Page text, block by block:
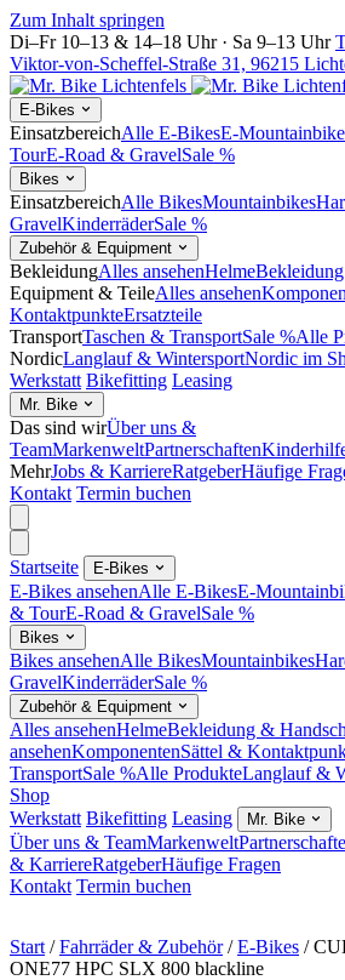
Zum Inhalt springen
Di–Fr 10–13 & 14–18 Uhr · Sa 9–13 Uhr
Viktor-von-Scheffel-Straße 31, 96215
E-Bikes
EinsatzbereichAlle E-BikesE-
TourE-Road & GravelSale %
Bikes
EinsatzbereichAlle BikesMountainbikes
GravelKinderräderSale %
Zubehör & Equipment
BekleidungAlles ansehenHelme
Equipment & TeileAlles ansehen
KontaktpunkteErsatzteile
TransportTaschen & TransportSale %Alle
NordicLanglauf & WintersportNordic im
Werkstatt Bikefitting Leasing
Mr. Bike
Das sind wirÜber uns &
TeamMarkenweltPartnerschaften
MehrJobs & KarriereRatgeberHäufige
Kontakt Termin buchen
Startseite E-Bikes
E-Bikes ansehenAlle E-BikesE-
& TourE-Road & GravelSale %
Bikes
Bikes ansehenAlle BikesMountainbikes
GravelKinderräderSale %
Zubehör & Equipment
Alles ansehenHelmeBekleidung &
ansehenKomponentenSättel &
TransportSale %Alle ProdukteLanglauf &
Shop
Werkstatt Bikefitting Leasing Mr. Bike
Über uns & TeamMarkenwelt
& KarriereRatgeberHäufige Fragen
Kontakt Termin buchen
Start / Fahrräder & Zubehör / E-Bikes /
ONE77 HPC SLX 800 blackline